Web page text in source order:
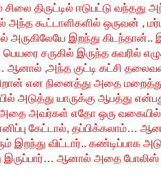
சிலை திருட்டில் ஈடுபட்டு
அந்த கூட்டாளிகளில் ஒருவன் ,
அருகிலேயே இறந்து கிடந்தான்..
சருகில் இருந்த சுவரில்
,அந்த குட்டி கட்சி
என நினைத்து அதை
அடுத்து யாருக்கு ஆபத்து
அதை அவர்கள் எதோ ஒரு
கேட்டால், தப்பிக்கலாம்…
இறந்து விட்டார்.. கண்டிப்பாக
இருப்பார்… ஆனால் அதை போலிஸ்